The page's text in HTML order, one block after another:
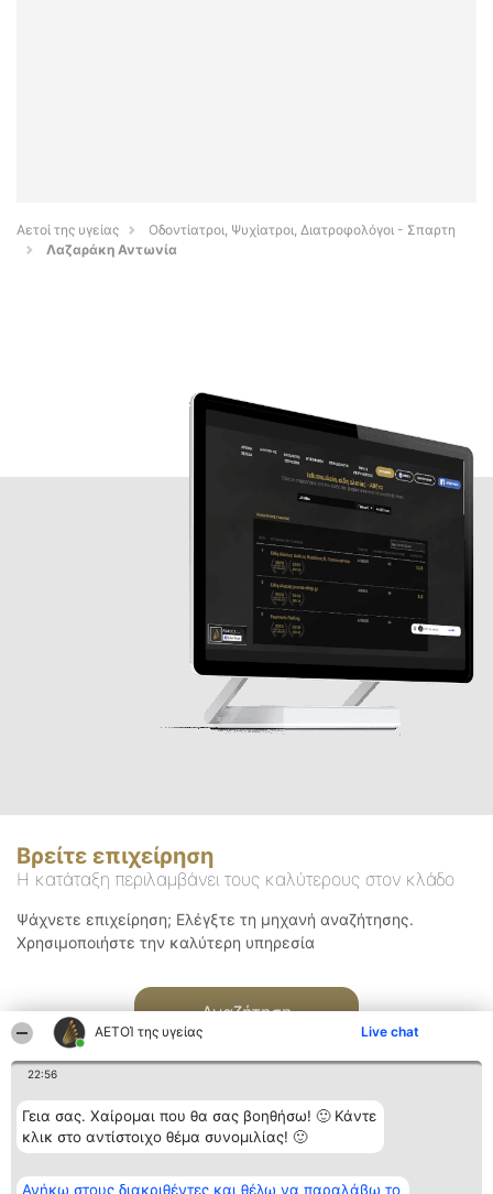
ΑΕΤΟΊ της υγείας Live chat
22:56
Γεια σας. Χαίρομαι που θα σας βοηθήσω! 🙂 Κάντε
κλικ στο αντίστοιχο θέμα συνομιλίας! 🙂
Ανήκω στους διακριθέντες και θέλω να παραλάβω το
Αετοί της υγείας
Οδοντίατροι, Ψυχίατροι, Διατροφολόγοι - Σπαρτη
Λαζαράκη Αντωνία
Βρείτε επιχείρηση
Η κατάταξη περιλαμβάνει τους καλύτερους στον κλάδο
Ψάχνετε επιχείρηση; Ελέγξτε τη μηχανή αναζήτησης.
Χρησιμοποιήστε την καλύτερη υπηρεσία
Αναζήτηση
Διοργανωτής της
κατάταξης
Κατάταξη
Διακριθέντες
Επικοινωνία
Επικοινωνία